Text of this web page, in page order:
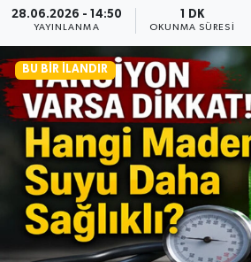
28.06.2026 - 14:50
YAYINLANMA
1 DK
OKUNMA SÜRESI
BU BIR İLANDIR
Güncel
HABERDE İNSAN
İlginç
KÜLTÜR SANAT
MAGAZİN
Oyun